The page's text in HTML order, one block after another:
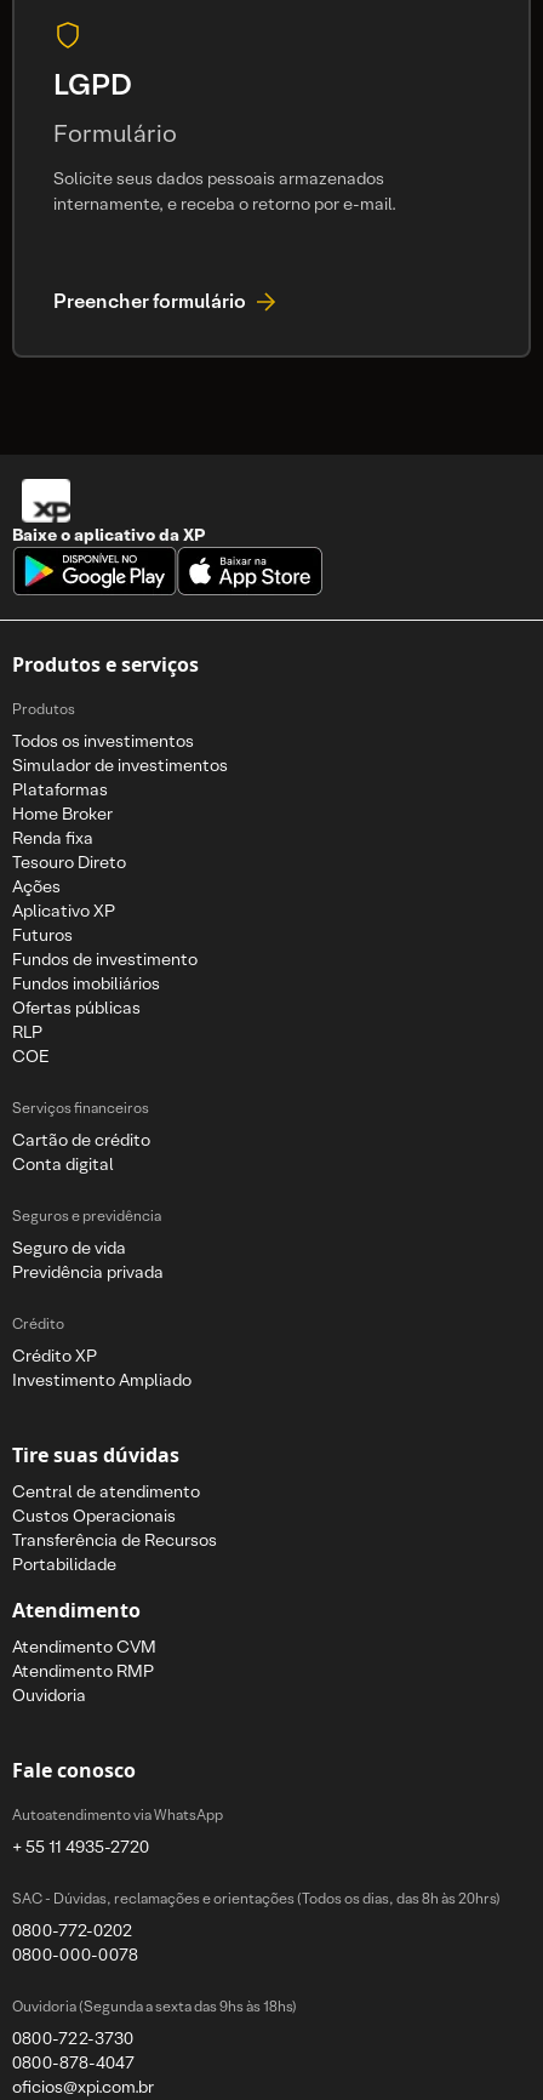
LGPD
Formulário
Solicite seus dados pessoais armazenados
internamente, e receba o retorno por e-mail.
Preencher formulário
Baixe o aplicativo daXP
Produtos e serviços
Produtos
Todos os investimentos
Simulador de investimentos
Plataformas
Home Broker
Renda fixa
Tesouro Direto
Ações
Aplicativo XP
Futuros
Fundos de investimento
Fundos imobiliários
Ofertas públicas
RLP
COE
Serviços financeiros
Cartão de crédito
Conta digital
Seguros e previdência
Seguro de vida
Previdência privada
Crédito
Crédito XP
Investimento Ampliado
Tire suas dúvidas
Central de atendimento
Custos Operacionais
Transferência de Recursos
Portabilidade
Atendimento
Atendimento CVM
Atendimento RMP
Ouvidoria
Fale conosco
Autoatendimento via WhatsApp
+ 55 11 4935-2720
SAC - Dúvidas, reclamações e orientações (Todos os dias, das 8h às 20hrs)
0800-772-0202
0800-000-0078
Ouvidoria (Segunda a sexta das 9hs às 18hs)
0800-722-3730
0800-878-4047
oficios@xpi.com.br